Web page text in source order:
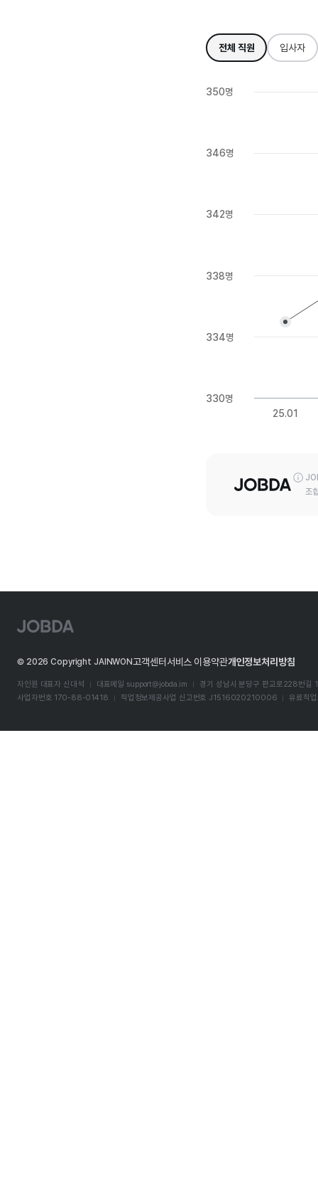
전체 직원 입사자
350명
346명
342명
338명
334명
330명
25.01
조
D
© 2026 Copyright JAINWON고객센터 서비스 이용약관개인정보처리방침
자인원 대표자 신대석 대표메일support@jobda.im
경기 성남시 분당구 판교로228번길
사업자번호 170-88-01418
직업정보제공사업 신고번호 J1516020210006 유료직